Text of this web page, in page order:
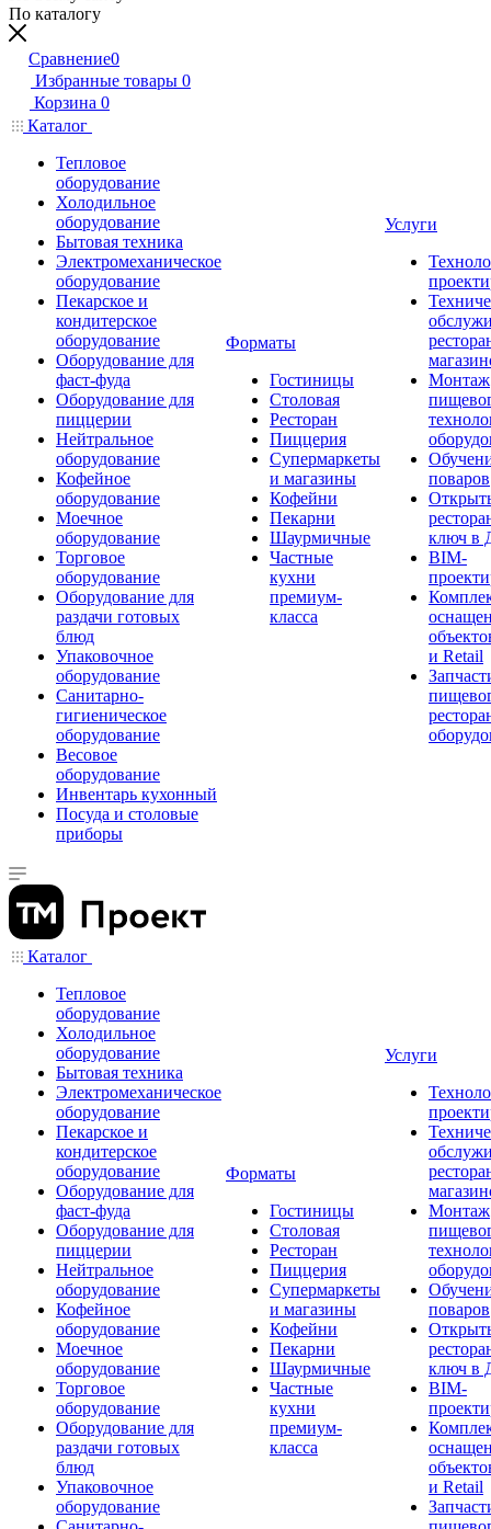
По каталогу
Сравнение0
Избранные товары 0
Корзина 0
Каталог
Тепловое
оборудование
Холодильное
оборудование
Бытовая техника
Электромеханическое
оборудование
Пекарское и
кондитерское
оборудование
Оборудование для
фаст-фуда
Оборудование для
пиццерии
Нейтральное
оборудование
Кофейное
оборудование
Моечное
оборудование
Торговое
оборудование
Оборудование для
раздачи готовых
блюд
Упаковочное
оборудование
Санитарно-
гигиеническое
оборудование
Весовое
оборудование
Инвентарь кухонный
Посуда и столовые
приборы
Форматы
Гостиницы
Столовая
Ресторан
Пиццерия
Супермаркеты
и магазины
Кофейни
Пекарни
Шаурмичные
Частные
кухни
премиум-
класса
Услуги
Монтаж
поваров
ключ в
BIM-
и Retail
Каталог
Тепловое
оборудование
Холодильное
оборудование
Бытовая техника
Электромеханическое
оборудование
Пекарское и
кондитерское
оборудование
Оборудование для
фаст-фуда
Оборудование для
пиццерии
Нейтральное
оборудование
Кофейное
оборудование
Моечное
оборудование
Торговое
оборудование
Оборудование для
раздачи готовых
блюд
Упаковочное
оборудование
Форматы
Гостиницы
Столовая
Ресторан
Пиццерия
Супермаркеты
и магазины
Кофейни
Пекарни
Шаурмичные
Частные
кухни
премиум-
класса
Услуги
Монтаж
поваров
ключ в
BIM-
и Retail